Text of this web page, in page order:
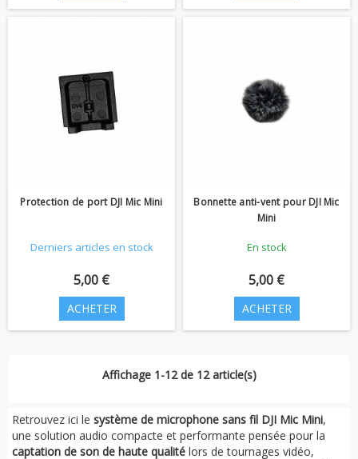
Protection de port DJI Mic Mini
Derniers articles en stock
5,00 €
ACHETER
Bonnette anti-vent pour DJI Mic
Mini
En stock
5,00 €
ACHETER
Affichage 1-12 de 12 article(s)
Retrouvez ici le système de microphone sans fil DJI Mic Mini,
une solution audio compacte et performante pensée pour la
captation de son de haute qualité lors de tournages vidéo,